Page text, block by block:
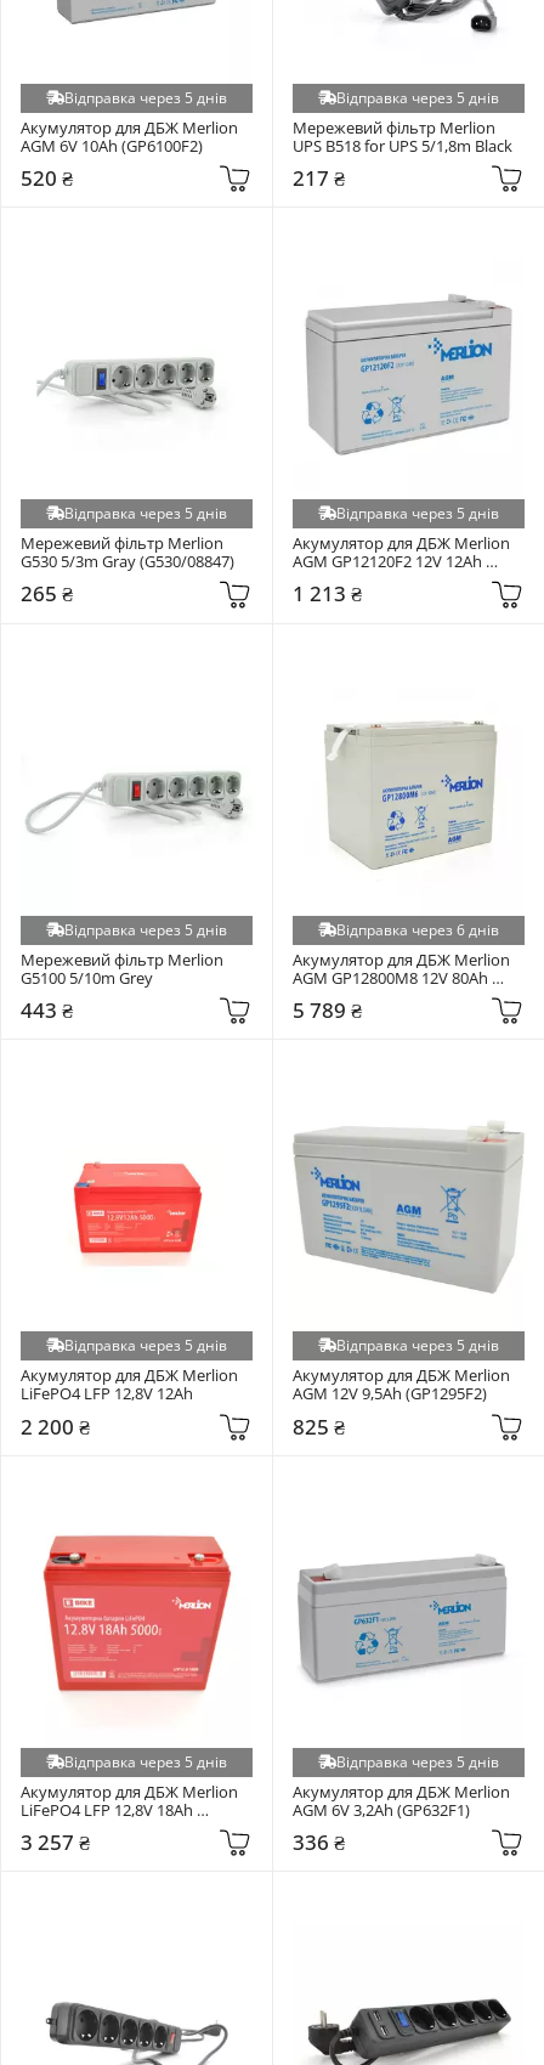
Відправка через 5 днів
Акумулятор для ДБЖ Merlion
AGM 6V 10Ah (GP6100F2)
520 ₴
Відправка через 5 днів
Мережевий фільтр Merlion
UPS B518 for UPS 5/1,8m Black
217 ₴
Відправка через 5 днів
Мережевий фільтр Merlion
G530 5/3m Gray (G530/08847)
265 ₴
Відправка через 5 днів
Акумулятор для ДБЖ Merlion
AGM GP12120F2 12V 12Ah
1 213 ₴
Відправка через 5 днів
Мережевий фільтр Merlion
G5100 5/10m Grey
443 ₴
Відправка через 6 днів
Акумулятор для ДБЖ Merlion
AGM GP12800M8 12V 80Ah
5 789 ₴
Відправка через 5 днів
Акумулятор для ДБЖ Merlion
LiFePO4 LFP 12,8V 12Ah
2 200 ₴
Відправка через 5 днів
Акумулятор для ДБЖ Merlion
AGM 12V 9,5Ah (GP1295F2)
825 ₴
Відправка через 5 днів
Акумулятор для ДБЖ Merlion
LiFePO4 LFP 12,8V 18Ah
3 257 ₴
Відправка через 5 днів
Акумулятор для ДБЖ Merlion
AGM 6V 3,2Ah (GP632F1)
336 ₴